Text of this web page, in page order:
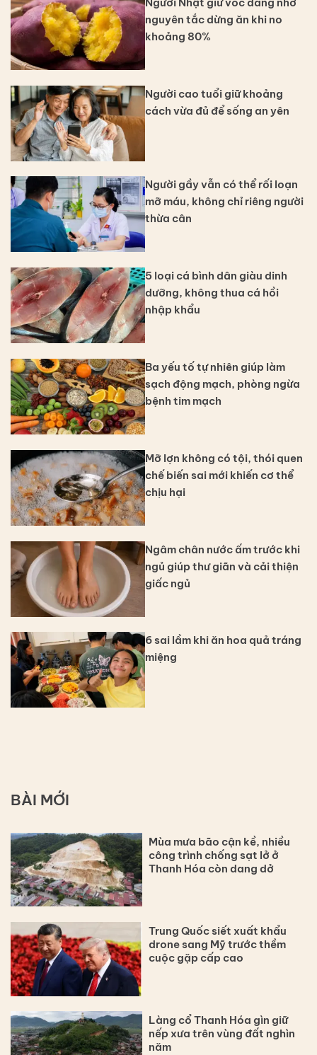
nguyên tắc dừng ăn khi no
khoảng 80%
Người cao tuổi giữ khoảng
cách vừa đủ để sống an yên
Người gầy vẫn có thể rối loạn
mỡ máu, không chỉ riêng người
thừa cân
5 loại cá bình dân giàu dinh
dưỡng, không thua cá hồi
nhập khẩu
Ba yếu tố tự nhiên giúp làm
sạch động mạch, phòng ngừa
bệnh tim mạch
Mỡ lợn không có tội, thói quen
chế biến sai mới khiến cơ thể
chịu hại
Ngâm chân nước ấm trước khi
ngủ giúp thư giãn và cải thiện
giấc ngủ
6 sai lầm khi ăn hoa quả tráng
miệng
BÀI MỚI
Mùa mưa bão cận kề, nhiều
công trình chống sạt lở ở
Thanh Hóa còn dang dở
Trung Quốc siết xuất khẩu
drone sang Mỹ trước thềm
cuộc gặp cấp cao
Làng cổ Thanh Hóa gìn giữ
nếp xưa trên vùng đất nghìn
năm